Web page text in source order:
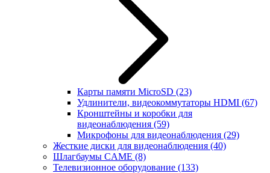
Карты памяти MicroSD (23)
Удлинители, видеокоммутаторы HDMI (67)
Кронштейны и коробки для
видеонаблюдения (59)
Микрофоны для видеонаблюдения (29)
Жесткие диски для видеонаблюдения (40)
Шлагбаумы CAME (8)
Телевизионное оборудование (133)